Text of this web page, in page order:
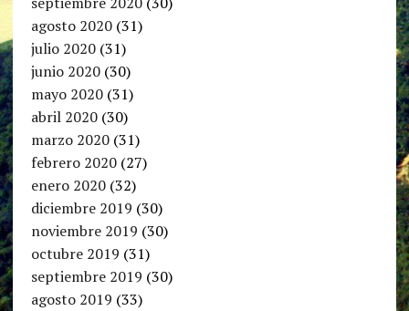
agosto 2020(31)
julio 2020(31)
junio 2020(30)
mayo 2020(31)
abril 2020(30)
marzo 2020(31)
febrero 2020(27)
enero 2020(32)
diciembre 2019 (30)
noviembre 2019 (30)
octubre 2019 (31)
septiembre 2019 (30)
agosto 2019 (33)